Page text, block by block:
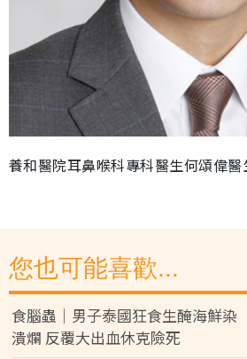
養和醫院耳鼻喉科專科醫生何頌偉醫
您也可能喜歡...
食腦蟲｜男子泰國狂食生醃海鮮染
潰爛 反覆大出血休克險死